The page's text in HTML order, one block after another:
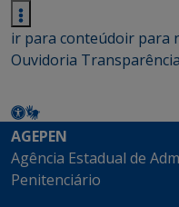
ir para conteúdoir para
Ouvidoria Transparência
AGEPEN
Agência Estadual de
Penitenciário